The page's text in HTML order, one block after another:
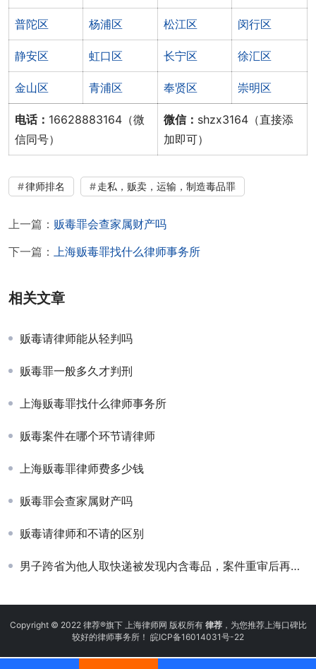
普陀区 杨浦区 松江区 闵行区
静安区 虹口区 长宁区 徐汇区
金山区 青浦区 奉贤区 崇明区
电话： 16628883164（微
信同号）
微信： shzx3164（直接添
加即可）
律师排名 走私，贩卖，运输，制造毒品罪
上一篇： 贩毒罪会查家属财产吗
下一篇：
上海贩毒罪找什么律师事务所
相关文章
贩毒请律师能从轻判吗
贩毒罪一般多久才判刑
上海贩毒罪找什么律师事务所
贩毒案件在哪个环节请律师
上海贩毒罪律师费多少钱
贩毒罪会查家属财产吗
贩毒请律师和不请的区别
男子跨省为他人取快递被发现内含毒品，案件重审后再次被判无期
Copyright © 2022 律荐®旗下 上海律师网 版权所有 律荐，为您推荐上海口碑比
较好的律师事务所！ 皖ICP备16014031号-22